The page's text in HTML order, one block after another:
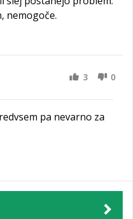
nemogoče.
3 0
pa nevarno za